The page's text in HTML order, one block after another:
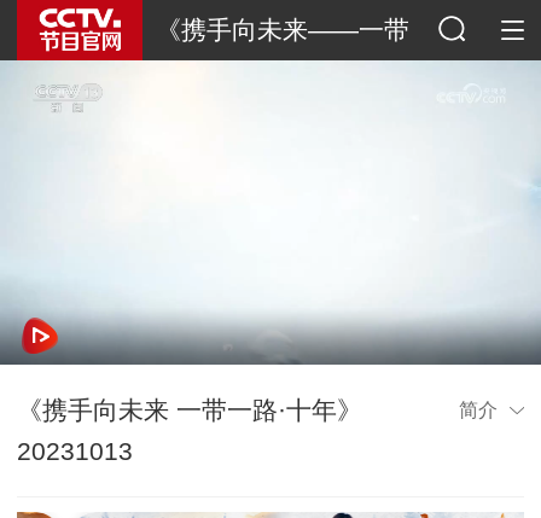
《携手向未来——一带
《携手向未来 一带一路·十年》
20231013
简介